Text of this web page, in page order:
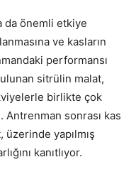
da önemli etkiye
ve kasların
performansı
sitrülin malat,
birlikte çok
sonrası kas
üzerinde yapılmış
kanıtlıyor.